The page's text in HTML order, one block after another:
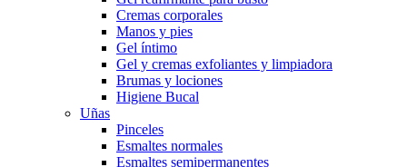
Cremas corporales
Manos y pies
Gel íntimo
Gel y cremas exfoliantes y limpiadora
Brumas y lociones
Higiene Bucal
Uñas
Pinceles
Esmaltes normales
Esmaltes semipermanentes